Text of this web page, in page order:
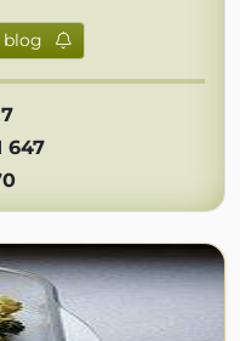
blog
647